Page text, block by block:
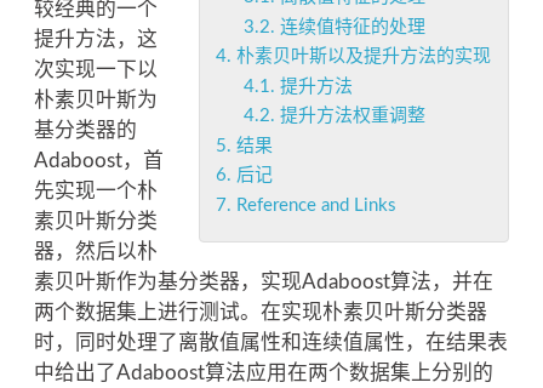
3.2. 连续值特征的处理
4. 朴素贝叶斯以及提升方法的实现
4.1. 提升方法
4.2. 提升方法权重调整
5. 结果
6. 后记
7. Reference and Links
较经典的一个
提升方法，这
次实现一下以
朴素贝叶斯为
基分类器的
Adaboost，首
先实现一个朴
素贝叶斯分类
器，然后以朴
素贝叶斯作为基分类器，实现Adaboost算法，并在
两个数据集上进行测试。在实现朴素贝叶斯分类器
时，同时处理了离散值属性和连续值属性，在结果表
中给出了Adaboost算法应用在两个数据集上分别的